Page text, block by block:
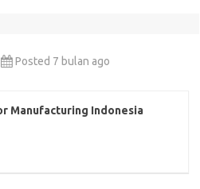
Posted 7 bulan ago
Manufacturing Indonesia